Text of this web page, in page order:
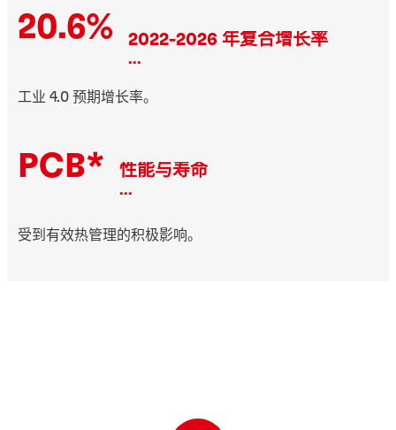
20.6% 2022-2026 年复合增长率
...
工业 4.0 预期增长率。
PCB* 性能与寿命
...
受到有效热管理的积极影响。